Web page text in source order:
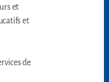
et
et
de